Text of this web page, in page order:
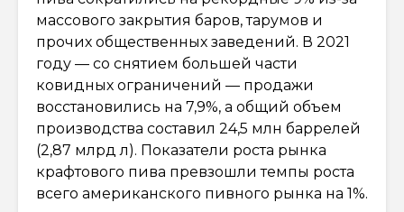
массового закрытия баров, тарумов и
прочих общественных заведений. В 2021
году — со снятием большей части
ковидных ограничений — продажи
восстановились на 7,9%, а общий объем
производства составил 24,5 млн баррелей
(2,87 млрд л). Показатели роста рынка
крафтового пива превзошли темпы роста
всего американского пивного рынка на 1%.